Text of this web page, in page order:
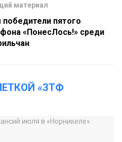
материал
пятого
«ПонесЛось!» среди
«ЗТФ